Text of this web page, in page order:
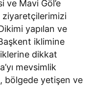
ve Mavi Göl’e
ziyaretçilerimizi
yapılan ve
iklimine
dikkat
mevsimlik
bölgede yetişen ve